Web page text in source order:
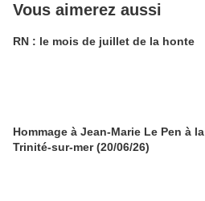
Vous aimerez aussi
RN : le mois de juillet de la honte
Hommage à Jean-Marie Le Pen à la
Trinité-sur-mer (20/06/26)